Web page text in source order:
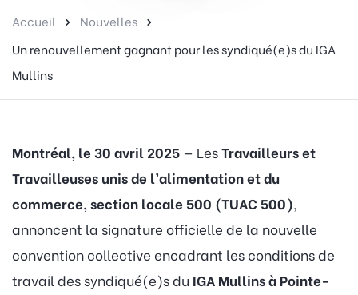
Accueil
Nouvelles
Un renouvellement gagnant pour les syndiqué(e)s du IGA
Mullins
Montréal, le 30 avril 2025 — LesTravailleurs et
Travailleuses unis de l’alimentation et du
commerce, section locale 500 (TUAC 500),
annoncent la signature officielle de la nouvelle
convention collective encadrant les conditions de
travail des syndiqué(e)s du IGA Mullins à Pointe-